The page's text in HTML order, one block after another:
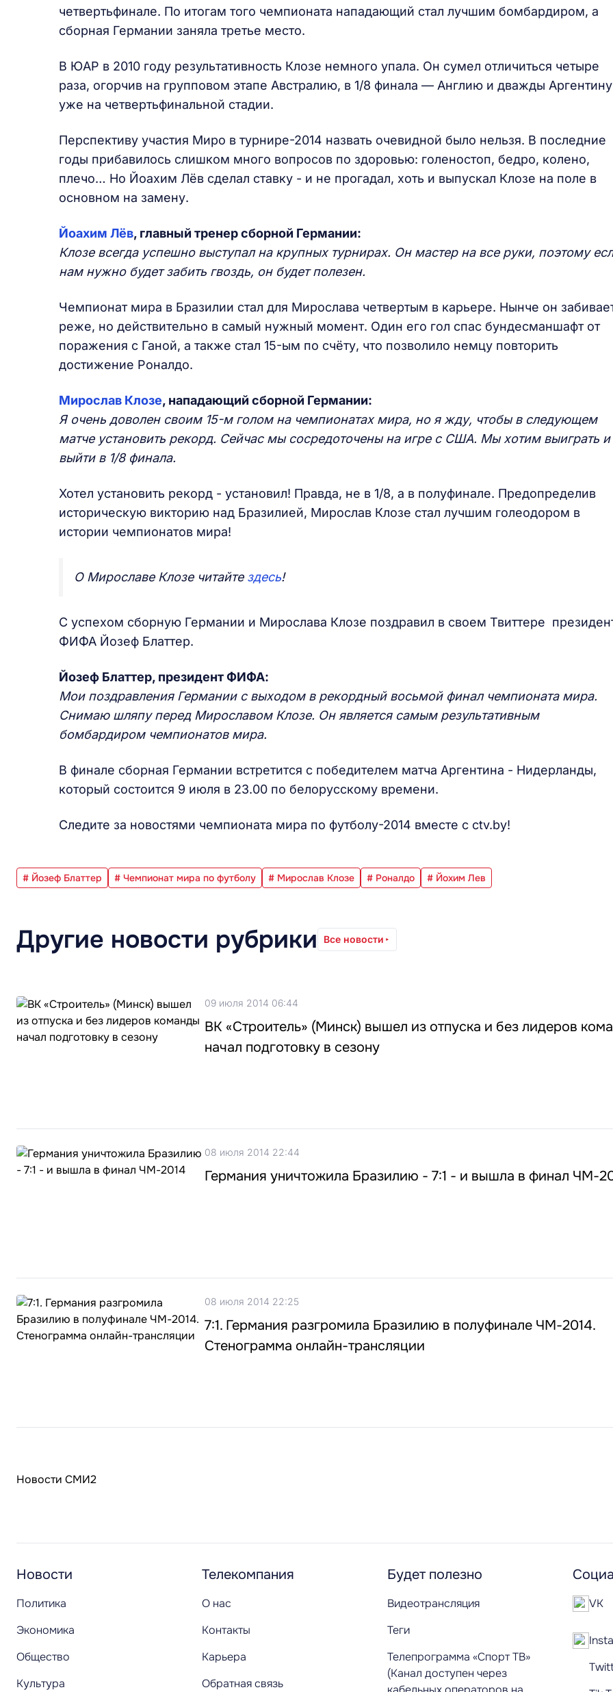
четвертьфинале. По итогам того чемпионата нападающий стал лучшим бомбардиром, а
сборная Германии заняла третье место.
В ЮАР в 2010 году результативность Клозе немного упала. Он сумел отличиться четыре
раза, огорчив на групповом этапе Австралию, в 1/8 финала — Англию и дважды Аргентину
уже на четвертьфинальной стадии.
Перспективу участия Миро в турнире-2014 назвать очевидной было нельзя. В последние
годы прибавилось слишком много вопросов по здоровью: голеностоп, бедро, колено,
плечо… Но Йоахим Лёв сделал ставку - и не прогадал, хоть и выпускал Клозе на поле в
основном на замену.
Йоахим Лёв, главный тренер сборной Германии:
Клозе всегда успешно выступал на крупных турнирах. Он мастер на все руки, поэтому
нам нужно будет забить гвоздь, он будет полезен.
Чемпионат мира в Бразилии стал для Мирослава четвертым в карьере. Нынче он
реже, но действительно в самый нужный момент. Один его гол спас бундесманшафт от
поражения с Ганой, а также стал 15-ым по счёту, что позволило немцу повторить
достижение Роналдо.
Мирослав Клозе, нападающий сборной Германии:
Я очень доволен своим 15-м голом на чемпионатах мира, но я жду, чтобы в следующем
матче установить рекорд. Сейчас мы сосредоточены на игре с США. Мы хотим выиграть и
выйти в 1/8 финала.
Хотел установить рекорд - установил! Правда, не в 1/8, а в полуфинале. Предопределив
историческую викторию над Бразилией, Мирослав Клозе стал лучшим голеодором в
истории чемпионатов мира!
О Мирославе Клозе читайте здесь!
С успехом сборную Германии и Мирослава Клозе поздравил в своем Твиттере
ФИФА Йозеф Блаттер.
Йозеф Блаттер, президент ФИФА:
Мои поздравления Германии с выходом в рекордный восьмой финал чемпионата мира.
Снимаю шляпу перед Мирославом Клозе. Он является самым результативным
бомбардиром чемпионатов мира.
В финале сборная Германии встретится с победителем матча Аргентина - Нидерланды,
который состоится 9 июля в 23.00 по белорусскому времени.
Следите за новостями чемпионата мира по футболу-2014 вместе с ctv.by!
# Йозеф Блаттер # Чемпионат мира по футболу # Мирослав Клозе # Роналдо # Йохим Лев
Другие новости рубрики Все новости
09 июля 2014 06:44
ВК «Строитель» (Минск) вышел из отпуска и без лидеров
начал подготовку в сезону
08 июля 2014 22:44
Германия уничтожила Бразилию - 7:1 - и вышла в финал ЧМ-
08 июля 2014 22:25
7:1. Германия разгромила Бразилию в полуфинале ЧМ-2014.
Стенограмма онлайн-трансляции
Новости СМИ2
Новости
Политика
Экономика
Общество
Культура
Телекомпания
О нас
Контакты
Карьера
Обратная связь
Будет полезно
Видеотрансляция
Теги
Телепрограмма «Спорт ТВ»
(Канал доступен через
VK